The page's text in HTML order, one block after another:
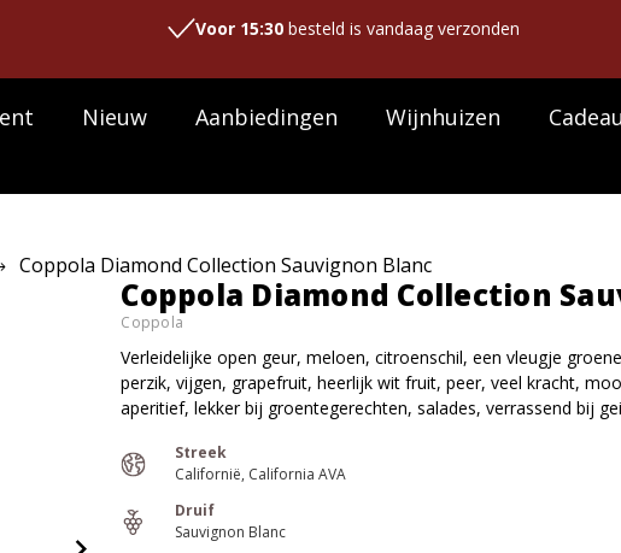
Voor 15:30besteld is vandaag verzonden
Nieuw Aanbiedingen Wijnhuizen
Coppola Diamond Collection Sauvignon Blanc
Coppola Diamond Collection
Coppola
Verleidelijke open geur, meloen, citroenschil, een vleugje
perzik, vijgen, grapefruit, heerlijk wit fruit, peer, veel kracht,
aperitief, lekker bij groentegerechten, salades, verrassend bij
Streek
Californië California AVA
Druif
Sauvignon Blanc